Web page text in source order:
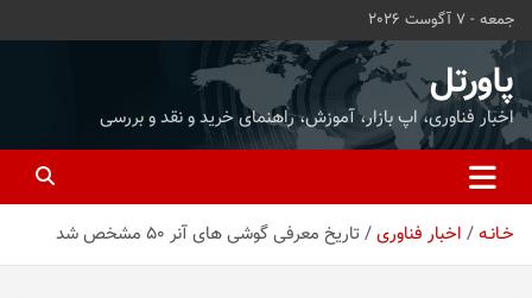
محتوا
بروید
جمعه - 7 آگوست 2026
پاورتل
اخبار فناوری، اپ بازار، آموزش، راهنمای خرید و نقد و بررسی
خـانـه اخبار فناوری تاریخ معرفی گوشی های آنر ۵۰ مشخص شد